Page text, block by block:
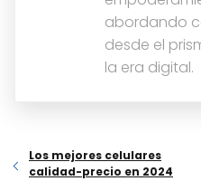
abordando
desde el
la era digital.
Los mejores celulares
calidad-precio en 2024